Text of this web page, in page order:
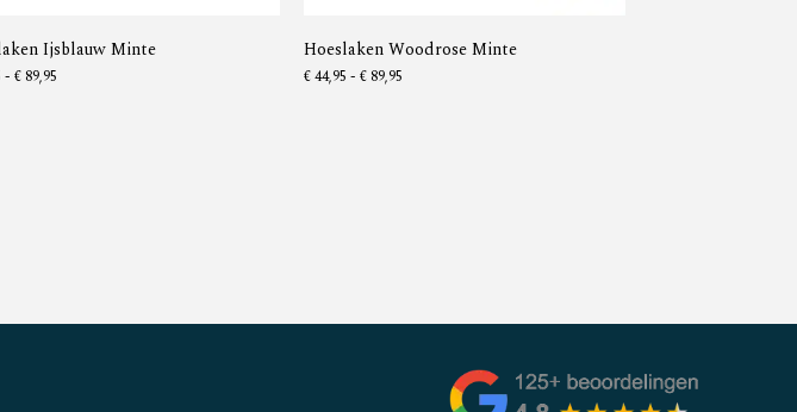
Ijsblauw Minte
- € 89,95
Hoeslaken Woodrose Minte
€44,95 - € 89,95